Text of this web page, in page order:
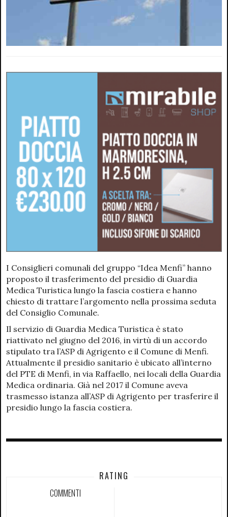
I Consiglieri comunali del gruppo “Idea Menfi” hanno
proposto il trasferimento del presidio di Guardia
Medica Turistica lungo la fascia costiera e hanno
chiesto di trattare l’argomento nella prossima seduta
del Consiglio Comunale.
Il servizio di Guardia Medica Turistica è stato
riattivato nel giugno del 2016, in virtù di un accordo
stipulato tra l’ASP di Agrigento e il Comune di Menfi.
Attualmente il presidio sanitario è ubicato all’interno
del PTE di Menfi, in via Raffaello, nei locali della Guardia
Medica ordinaria. Già nel 2017 il Comune aveva
trasmesso istanza all’ASP di Agrigento per trasferire il
presidio lungo la fascia costiera.
RATING
COMMENTI